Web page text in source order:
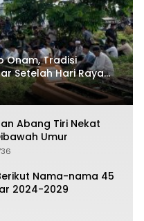
Onam, Tradisi
Setelah Hari Raya
Abang Tiri Nekat
Umur
Nama-nama 45